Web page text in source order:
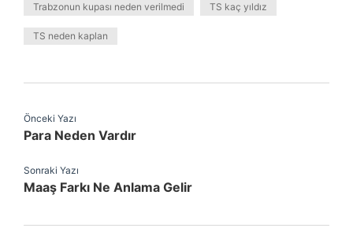
Trabzonun kupası neden verilmedi TS kaç yıldız
TS neden kaplan
Önceki Yazı
Para Neden Vardır
Sonraki Yazı
Maaş Farkı Ne Anlama Gelir